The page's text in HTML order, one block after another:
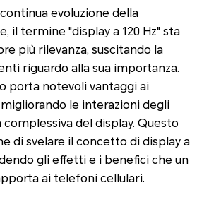
evoluzione della
il termine "display a 120 Hz" sta
più rilevanza, suscitando la
riguardo alla sua importanza.
porta notevoli vantaggi ai
le interazioni degli
del display. Questo
di svelare il concetto di display a
gli effetti e i benefici che un
ai telefoni cellulari.